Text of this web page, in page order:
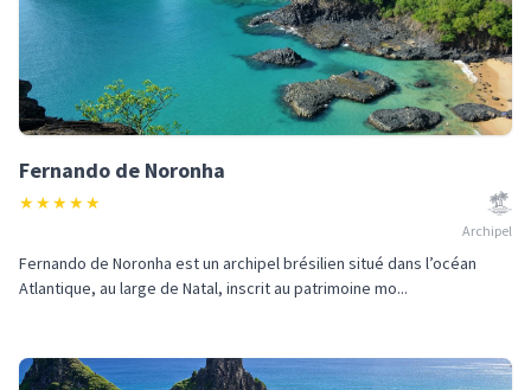
Fernando de Noronha
★★★★★
Archipel
Fernando de Noronha est un archipel brésilien situé dans l’océan
Atlantique, au large de Natal, inscrit au patrimoine mo...